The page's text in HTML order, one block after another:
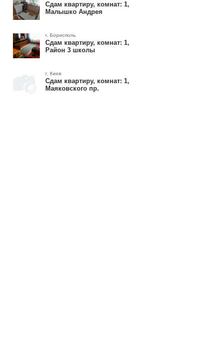
Сдам квартиру, комнат: 1,
Малышко Андрея
г. Борисполь
Сдам квартиру, комнат: 1,
Район 3 школы
г. Киев
Сдам квартиру, комнат: 1,
Маяковского пр.